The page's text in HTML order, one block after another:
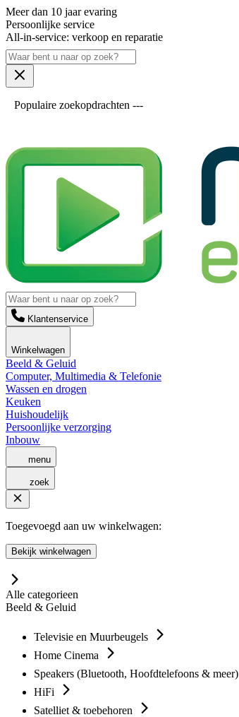
Meer dan 10 jaar evaring
Persoonlijke service
All-in-service: verkoop en reparatie
Populaire zoekopdrachten ---
Klantenservice
Winkelwagen
Beeld & Geluid
Computer, Multimedia & Telefonie
Wassen en drogen
Keuken
Huishoudelijk
Persoonlijke verzorging
Inbouw
menu
zoek
Toegevoegd aan uw winkelwagen:
Bekijk winkelwagen
Alle categorieen
Beeld & Geluid
Televisie en Muurbeugels
Home Cinema
Speakers (Bluetooth, Hoofdtelefoons & meer)
HiFi
Satelliet & toebehoren